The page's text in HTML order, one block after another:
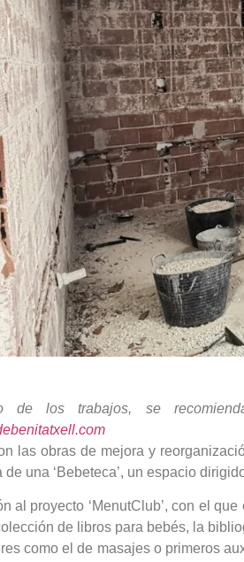
de los trabajos, se
las obras de mejora y
una ‘Bebeteca’, un espacio
al proyecto ‘MenutClub’, con el
de libros para bebés, la
como el de masajes o primeros